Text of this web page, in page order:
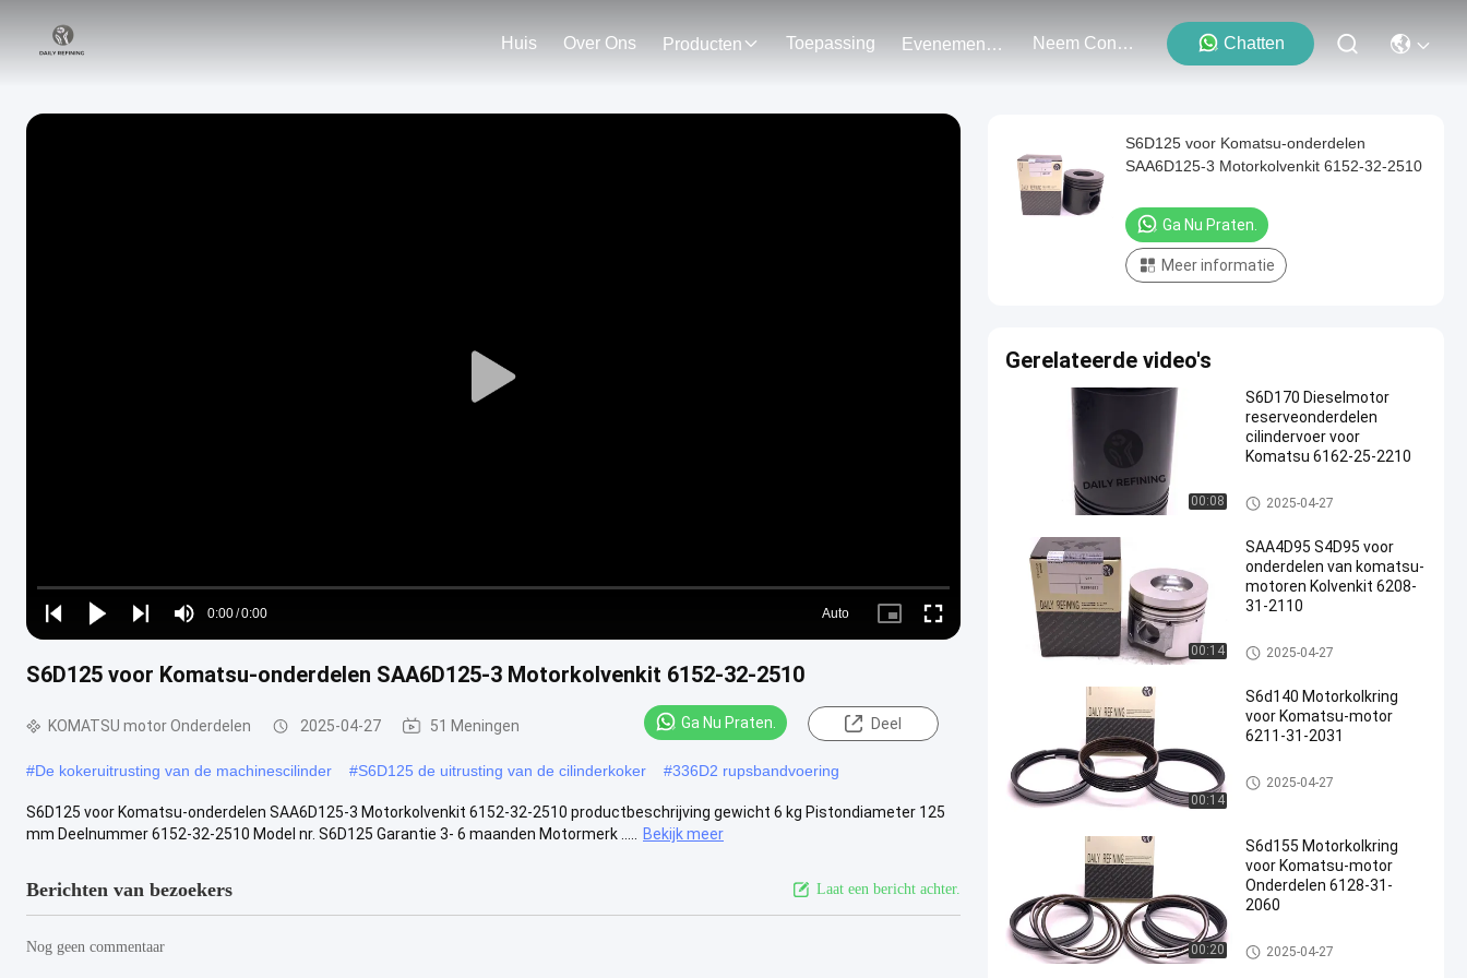
Huis Over Ons Producten Toepassing Evenementen Neem Contact Met Ons Op Chatten
Play
Play
Play
Play
Mute
Time
0:00/0:00
Loaded:
0%
Auto
Picture- Fullscreen
S6D125 voor Komatsu-onderdelen SAA6D125-3 Motorkolvenkit 6152-32-2510
KOMATSU motor Onderdelen 2025-04-27 51 Meningen Ga Nu Praten. Deel
#De kokeruitrusting van de machinescilinder #S6D125 de uitrusting van de cilinderkoker #336D2 rupsbandvoering
S6D125 voor Komatsu-onderdelen SAA6D125-3 Motorkolvenkit 6152-32-2510 productbeschrijving gewicht 6 kg Pistondiameter 125
mm Deelnummer 6152-32-2510 Model nr. S6D125 Garantie 3- 6 maanden Motormerk .....
Bekijk meer
Berichten van bezoekers Laat een bericht achter.
Nog geen commentaar
S6D125 voor Komatsu-onderdelen
SAA6D125-3 Motorkolvenkit 6152-32-2510
Ga Nu Praten.
Meer informatie
Gerelateerde video's
00:08
S6D170 Dieselmotor
reserveonderdelen
cilindervoer voor
Komatsu 6162-25-2210
KOMATSU motor Onderdelen
2025-04-27
00:14
SAA4D95 S4D95 voor
onderdelen van komatsu-
motoren Kolvenkit 6208-
31-2110
KOMATSU motor Onderdelen
2025-04-27
00:14
S6d140 Motorkolkring
voor Komatsu-motor
6211-31-2031
KOMATSU motor Onderdelen
2025-04-27
00:20
S6d155 Motorkolkring
voor Komatsu-motor
Onderdelen 6128-31-
2060
KOMATSU motor Onderdelen
2025-04-27